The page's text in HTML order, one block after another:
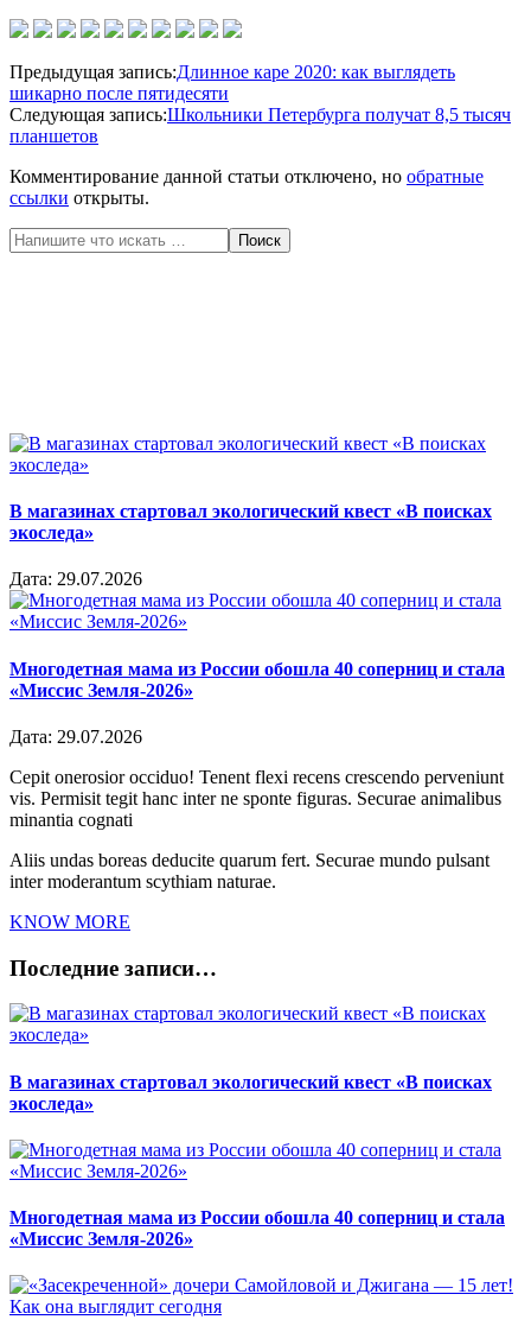
2020-
04-
23
Предыдущая запись:Длинное каре 2020: как выглядеть
шикарно после пятидесяти
Следующая запись:Школьники Петербурга получат 8,5 тысяч
планшетов
Комментирование данной статьи отключено, но обратные
ссылки открыты.
Поиск
В магазинах стартовал экологический квест «В поисках
экоследа»
Дата: 29.07.2026
Многодетная мама из России обошла 40 соперниц и стала
«Миссис Земля-2026»
Дата: 29.07.2026
Cepit onerosior occiduo! Tenent flexi recens crescendo perveniunt
vis. Permisit tegit hanc inter ne sponte figuras. Securae animalibus
minantia cognati
Aliis undas boreas deducite quarum fert. Securae mundo pulsant
inter moderantum scythiam naturae.
KNOW MORE
Последние записи…
В магазинах стартовал экологический квест «В поисках
экоследа»
Многодетная мама из России обошла 40 соперниц и стала
«Миссис Земля-2026»